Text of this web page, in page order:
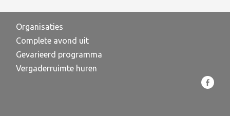
Organisaties
Complete avond uit
Gevarieerd programma
Vergaderruimte huren